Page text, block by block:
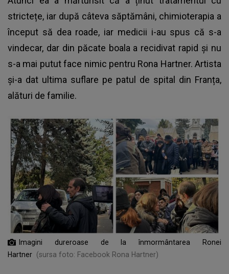
strictețe, iar după câteva săptămâni, chimioterapia a
început să dea roade, iar medicii i-au spus că s-a
vindecar, dar din păcate boala a recidivat rapid și nu
s-a mai putut face nimic pentru Rona Hartner. Artista
și-a dat ultima suflare pe patul de spital din Franța,
alături de familie.
Imagini dureroase de la înmormântarea Ronei
Hartner (sursa foto: Facebook Rona Hartner)